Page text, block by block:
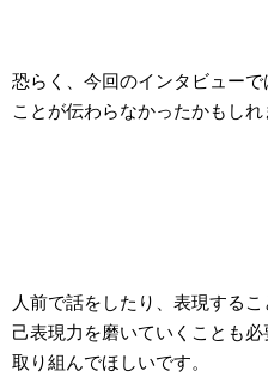
恐らく、今回のインタビュー
ことが伝わらなかったかもしれ
人前で話をしたり、表現する
己表現力を磨いていくことも
取り組んでほしいです。